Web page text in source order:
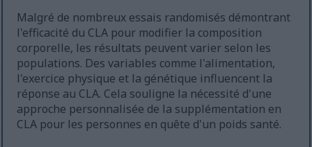
Malgré de nombreux essais randomisés démontrant
l'efficacité du CLA pour modifier la composition
corporelle, les résultats peuvent varier selon les
populations. Des variables comme l'alimentation,
l'exercice physique et la génétique influencent la
réponse au CLA. Cela souligne la nécessité d'une
approche personnalisée de la supplémentation en
CLA pour les personnes en quête d'un poids santé.